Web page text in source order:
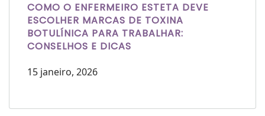
COMO O ENFERMEIRO ESTETA DEVE
ESCOLHER MARCAS DE TOXINA
BOTULÍNICA PARA TRABALHAR:
CONSELHOS E DICAS
15 janeiro, 2026